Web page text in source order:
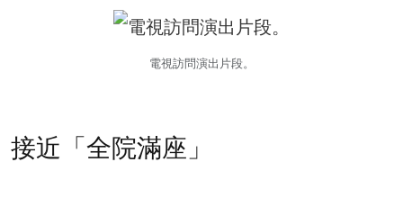
電視訪問演出片段。
接近「全院滿座」